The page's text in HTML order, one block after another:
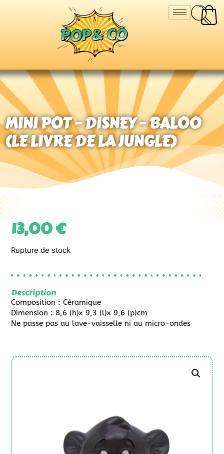
MINI POT – DISNEY – BALOO
(LE LIVRE DE LA JUNGLE)
13,00€
Rupture de stock
Description
Composition : Céramique
Dimension : 8,6 (h)x 9,3 (l)x 9,6 (p)cm
Ne passe pas au lave-vaisselle ni au micro-ondes